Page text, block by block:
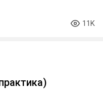
11K